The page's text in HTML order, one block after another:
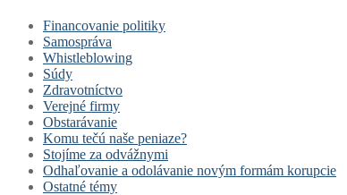
Financovanie politiky
Samospráva
Whistleblowing
Súdy
Zdravotníctvo
Verejné firmy
Obstarávanie
Komu tečú naše peniaze?
Stojíme za odvážnymi
Odhaľovanie a odolávanie novým formám korupcie
Ostatné témy